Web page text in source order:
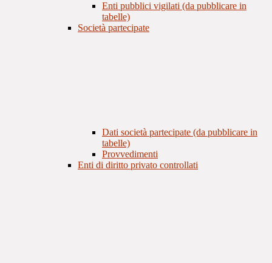
Enti pubblici vigilati (da pubblicare in
tabelle)
Società partecipate
Dati società partecipate (da pubblicare in
tabelle)
Provvedimenti
Enti di diritto privato controllati